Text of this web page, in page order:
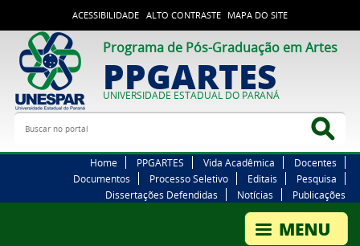
ACESSIBILIDADE ALTO CONTRASTE MAPA DO SITE
Programa de Pós-Graduação em Artes
PPGARTES
UNIVERSIDADE ESTADUAL DO PARANÁ
Buscar no portal
Home PPGARTES Vida Acadêmica
Docentes
Documentos
Processo Seletivo Editais
Pesquisa
Dissertações Defendidas
Notícias Publicações